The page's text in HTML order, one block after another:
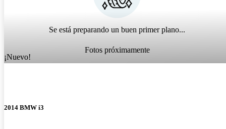
Se está preparando un buen primer plano...
Fotos próximamente
¡Nuevo!
2014 BMW i3